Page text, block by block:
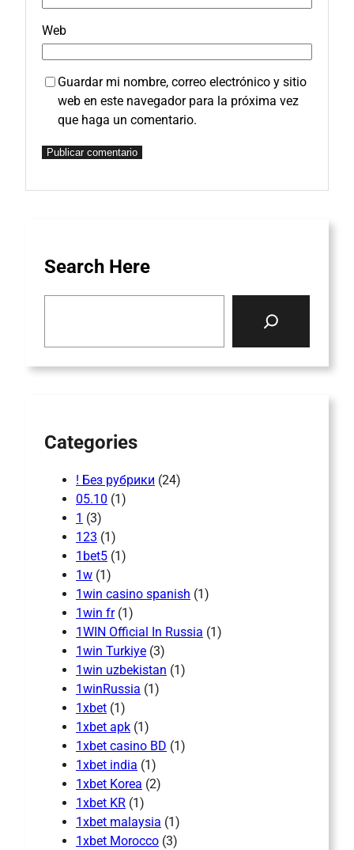
Web
Guardar mi nombre, correo electrónico y sitio
web en este navegador para la próxima vez
que haga un comentario.
Search Here
Categories
! Без рубрики (24)
05.10 (1)
1 (3)
123 (1)
1bet5 (1)
1w (1)
1win casino spanish (1)
1win fr(1)
1WIN Official In Russia (1)
1win Turkiye (3)
1win uzbekistan (1)
1winRussia (1)
1xbet (1)
1xbet apk (1)
1xbet casino BD (1)
1xbet india (1)
1xbet Korea (2)
1xbet KR (1)
1xbet malaysia (1)
1xbet Morocco (3)